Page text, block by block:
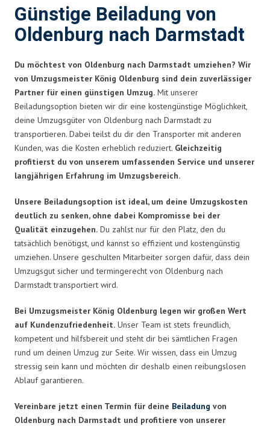
Günstige Beiladung von
Oldenburg nach Darmstadt
Du möchtest von Oldenburg nach Darmstadt umziehen? Wir
von Umzugsmeister König Oldenburg sind dein zuverlässiger
Partner für einen günstigen Umzug. Mit unserer
Beiladungsoption bieten wir dir eine kostengünstige Möglichkeit,
deine Umzugsgüter von Oldenburg nach Darmstadt zu
transportieren. Dabei teilst du dir den Transporter mit anderen
Kunden, was die Kosten erheblich reduziert. Gleichzeitig
profitierst du von unserem umfassenden Service und unserer
langjährigen Erfahrung im Umzugsbereich.
Unsere Beiladungsoption ist ideal, um deine Umzugskosten
deutlich zu senken, ohne dabei Kompromisse bei der
Qualität einzugehen. Du zahlst nur für den Platz, den du
tatsächlich benötigst, und kannst so effizient und kostengünstig
umziehen. Unsere geschulten Mitarbeiter sorgen dafür, dass dein
Umzugsgut sicher und termingerecht von Oldenburg nach
Darmstadt transportiert wird.
Bei Umzugsmeister König Oldenburg legen wir großen Wert
auf Kundenzufriedenheit. Unser Team ist stets freundlich,
kompetent und hilfsbereit und steht dir bei sämtlichen Fragen
rund um deinen Umzug zur Seite. Wir wissen, dass ein Umzug
stressig sein kann und möchten dir deshalb einen reibungslosen
Ablauf garantieren.
Vereinbare jetzt einen Termin für deine Beiladung von
Oldenburg nach Darmstadt und profitiere von unserer